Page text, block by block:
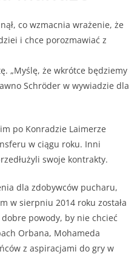
co wzmacnia wrażenie, że
i chce porozmawiać z
„Myślę, że wkrótce będziemy
Schröder w wywiadzie dla
po Konradzie Laimerze
w ciągu roku. Inni
swoje kontrakty.
dla zdobywców pucharu,
w sierpniu 2014 roku została
powody, by nie chcieć
Orbana, Mohameda
z aspiracjami do gry w